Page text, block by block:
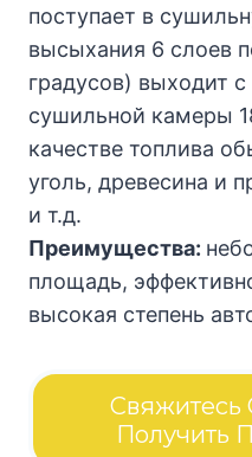
поступает в
высыхания 6 слоев
градусов) выходит
сушильной камеры
качестве топлива
уголь, древесина и
и т.д.
Преимущества:
площадь,
высокая степень
Свяжитесь
Получить